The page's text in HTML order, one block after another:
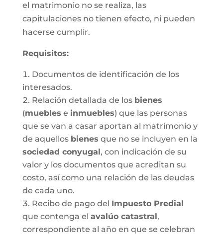
el matrimonio no se realiza, las
capitulaciones no tienen efecto, ni pueden
hacerse cumplir.
Requisitos:
Documentos de identificación de los
interesados.
Relación detallada de los bienes
(muebles e inmuebles) que las personas
que se van a casar aportan al matrimonio y
de aquellos bienes que no se incluyen en la
sociedad conyugal, con indicación de su
valor y los documentos que acreditan su
costo, así como una relación de las deudas
de cada uno.
Recibo de pago del Impuesto Predial
que contenga el avalúo catastral,
correspondiente al año en que se celebran